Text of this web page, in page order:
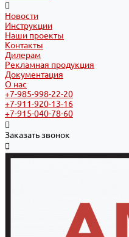
Новости
Инструкции
Наши проекты
Контакты
Дилерам
Рекламная продукция
Документация
О нас
+7-985-998-22-20
+7-911-920-13-16
+7-915-040-78-60
Заказать звонок